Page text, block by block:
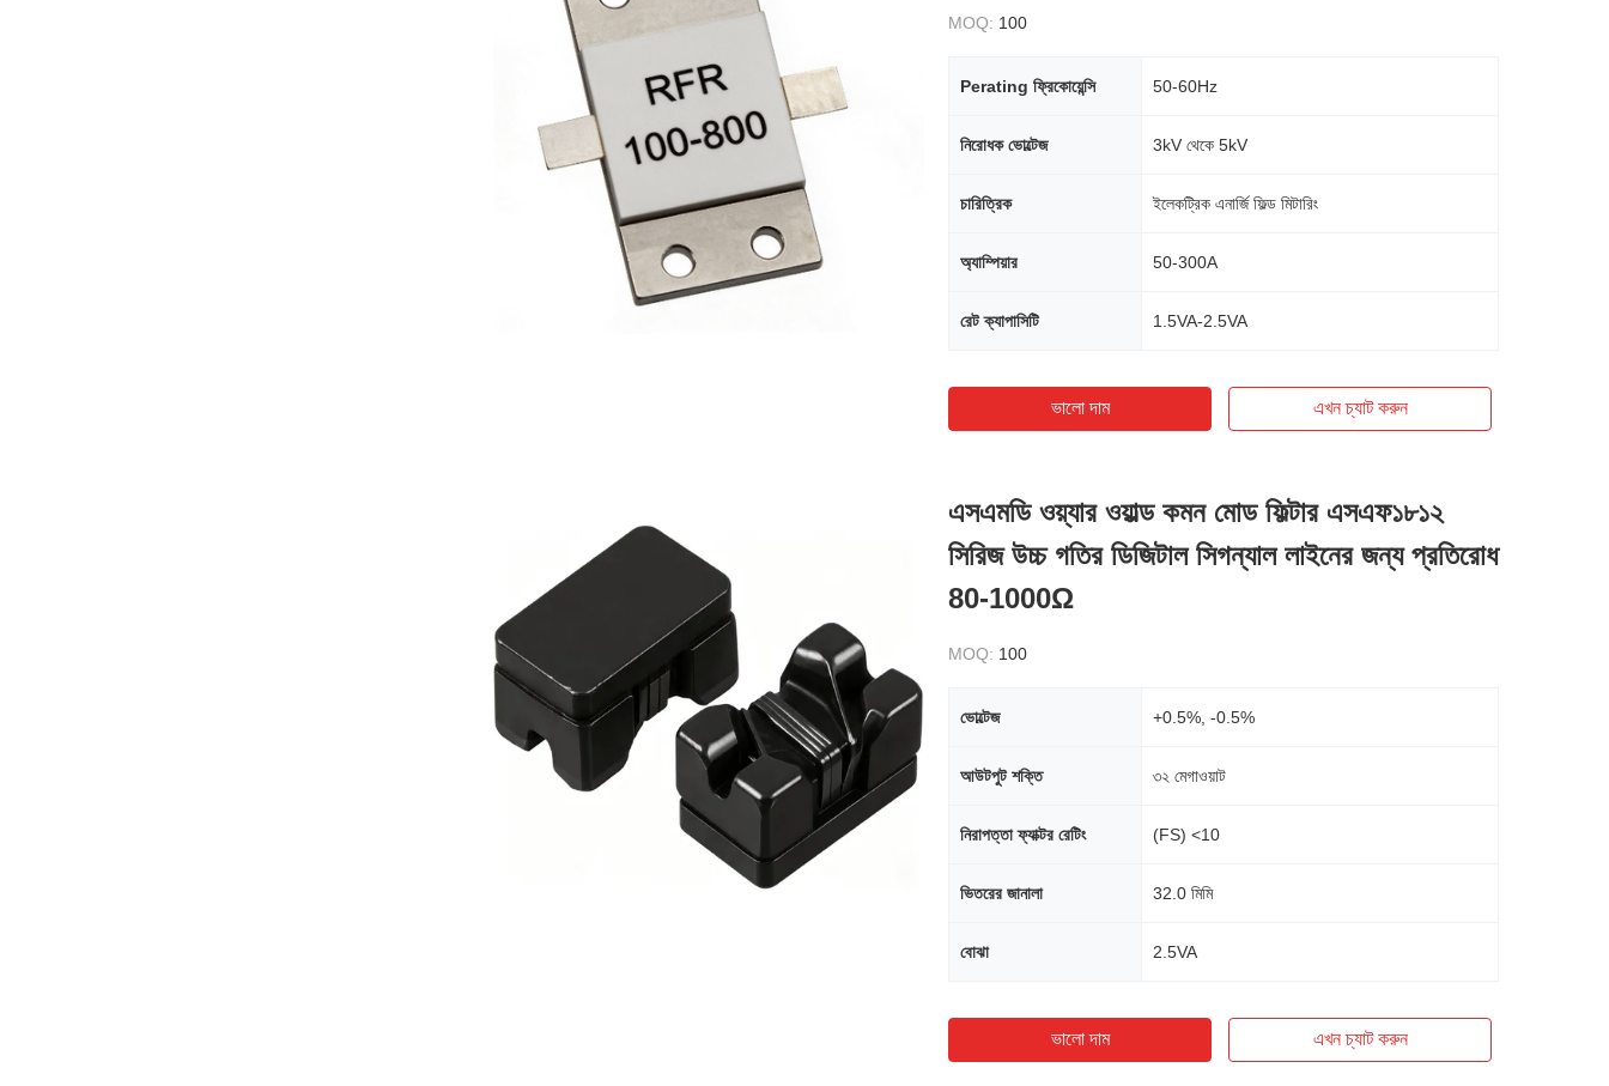
MOQ: 100
Perating ফ্রিকোয়েন্সি 50-60Hz
নিরোধক ভোল্টেজ 3kV থেকে 5kV
চারিত্রিক ইলেকট্রিক এনার্জি ফিল্ড মিটারিং
অ্যাম্পিয়ার 50-300A
রেট ক্যাপাসিটি 1.5VA-2.5VA
ভালো দাম এখন চ্যাট করুন
এসএমডি ওয়্যার ওয়াল্ড কমন মোড ফিল্টার এসএফ১৮১২
সিরিজ উচ্চ গতির ডিজিটাল সিগন্যাল লাইনের জন্য প্রতিরোধ
80-1000Ω
MOQ: 100
ভোল্টেজ +0.5%, -0.5%
আউটপুট শক্তি ৩২ মেগাওয়াট
নিরাপত্তা ফ্যাক্টর রেটিং (FS) <10
ভিতরের জানালা 32.0 মিমি
বোঝা 2.5VA
ভালো দাম এখন চ্যাট করুন